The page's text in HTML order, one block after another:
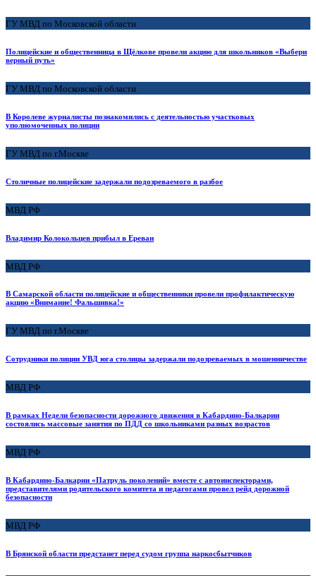
ГУ МВД по Московской области
Полицейские и общественница в Щёлкове провели акцию для школьников «Выбери
верный путь»
ГУ МВД по Московской области
В Королеве журналисты познакомились с деятельностью участковых
уполномоченных полиции
ГУ МВД по г.Москве
Столичные полицейские задержали подозреваемого в разбое
МВД РФ
Владимир Колокольцев прибыл в Ереван
МВД РФ
В Самарской области полицейские и общественники провели профилактическую
акцию «Внимание! Фальшивка!»
ГУ МВД по г.Москве
Сотрудники полиции УВД юга столицы задержали подозреваемых в мошенничестве
МВД РФ
В рамках Недели безопасности дорожного движения в Кабардино-Балкарии
состоялись массовые занятия по ПДД со школьниками разных возрастов
МВД РФ
В Кабардино-Балкарии «Патруль поколений» вместе с автоинспекторами,
представителями родительского комитета и педагогами провел рейд дорожной
безопасности
МВД РФ
В Брянской области предстанет перед судом группа наркосбытчиков